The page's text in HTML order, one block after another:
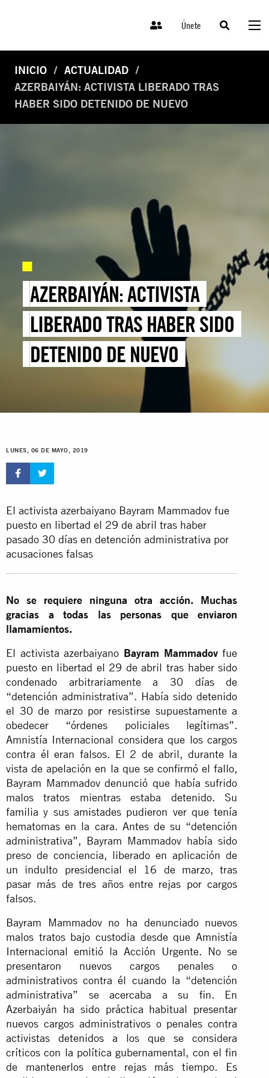
Únete
INICIO
ACTUALIDAD
AZERBAIYÁN: ACTIVISTA LIBERADO TRAS
HABER SIDO DETENIDO DE NUEVO
AZERBAIYÁN: ACTIVISTA
LIBERADO TRAS HABER SIDO
DETENIDO DE NUEVO
LUNES, 06 DE MAYO, 2019
El activista azerbaiyano Bayram Mammadov fue
puesto en libertad el 29 de abril tras haber
pasado 30 días en detención administrativa por
acusaciones falsas
No se requiere ninguna otra acción. Muchas
gracias a todas las personas que enviaron
llamamientos.
El activista azerbaiyano Bayram Mammadovfue
puesto en libertad el 29 de abril tras haber sido
condenado arbitrariamente a 30 días de
“detención administrativa”. Había sido detenido
el 30 de marzo por resistirse supuestamente a
obedecer “órdenes policiales legítimas”.
Amnistía Internacional considera que los cargos
contra él eran falsos. El 2 de abril, durante la
vista de apelación en la que se confirmó el fallo,
Bayram Mammadov denunció que había sufrido
malos tratos mientras estaba detenido. Su
familia y sus amistades pudieron ver que tenía
hematomas en la cara. Antes de su “detención
administrativa”, Bayram Mammadov había sido
preso de conciencia, liberado en aplicación de
un indulto presidencial el 16 de marzo, tras
pasar más de tres años entre rejas por cargos
falsos.
Bayram Mammadov no ha denunciado nuevos
malos tratos bajo custodia desde que Amnistía
Internacional emitió la Acción Urgente. No se
presentaron nuevos cargos penales o
administrativos contra él cuando la “detención
administrativa” se acercaba a su fin. En
Azerbaiyán ha sido práctica habitual presentar
nuevos cargos administrativos o penales contra
activistas detenidos a los que se considera
críticos con la política gubernamental, con el fin
de mantenerlos entre rejas más tiempo. Es